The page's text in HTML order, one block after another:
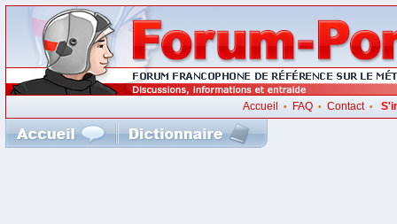
Accueil • FAQ• Contact•